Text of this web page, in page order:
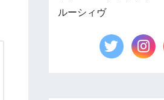
ルーシィヴ